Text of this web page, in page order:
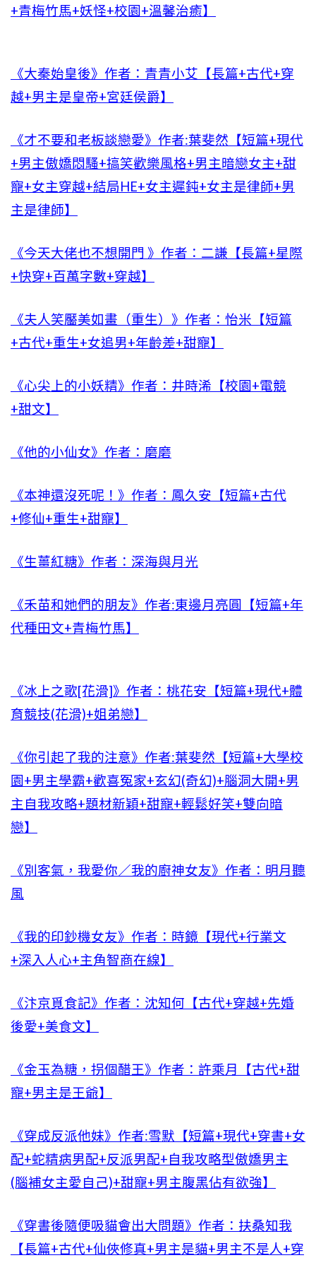
+青梅竹馬+妖怪+校園+溫馨治癒】
《大秦始皇後》作者：青青小艾【長篇+古代+穿
越+男主是皇帝+宮廷侯爵】
《才不要和老板談戀愛》作者:葉斐然【短篇+現代
+男主傲嬌悶騷+搞笑歡樂風格+男主暗戀女主+甜
寵+女主穿越+結局HE+女主遲鈍+女主是律師+男
主是律師】
《今天大佬也不想開門 》作者：二謙【長篇+星際
+快穿+百萬字數+穿越】
《夫人笑靨美如畫（重生）》作者：怡米【短篇
+古代+重生+女追男+年齡差+甜寵】
《心尖上的小妖精》作者：井時浠【校園+電競
+甜文】
《他的小仙女》作者：磨磨
《本神還沒死呢！》作者：鳳久安【短篇+古代
+修仙+重生+甜寵】
《生薑紅糖》作者：深海與月光
《禾苗和她們的朋友》作者:東邊月亮圓【短篇+年
代種田文+青梅竹馬】
《冰上之歌[花滑]》作者：桃花安【短篇+現代+體
育競技(花滑)+姐弟戀】
《你引起了我的注意》作者:葉斐然【短篇+大學校
園+男主學霸+歡喜冤家+玄幻(奇幻)+腦洞大開+男
主自我攻略+題材新穎+甜寵+輕鬆好笑+雙向暗
戀】
《別客氣，我愛你／我的廚神女友》作者：明月聽
風
《我的印鈔機女友》作者：時鏡【現代+行業文
+深入人心+主角智商在線】
《汴京覓食記》作者：沈知何【古代+穿越+先婚
後愛+美食文】
《金玉為糖，拐個醋王》作者：許乘月【古代+甜
寵+男主是王爺】
《穿成反派他妹》作者:雪默【短篇+現代+穿書+女
配+蛇精病男配+反派男配+自我攻略型傲嬌男主
(腦補女主愛自己)+甜寵+男主腹黑佔有欲強】
《穿書後隨便吸貓會出大問題》作者：扶桑知我
【長篇+古代+仙俠修真+男主是貓+男主不是人+穿